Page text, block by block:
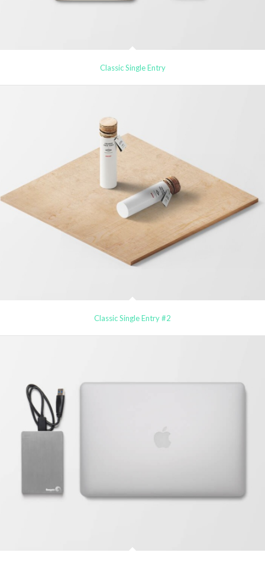
Classic Single Entry
Classic Single Entry #2